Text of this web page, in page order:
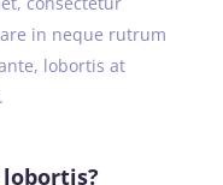
in neque rutrum
lobortis at